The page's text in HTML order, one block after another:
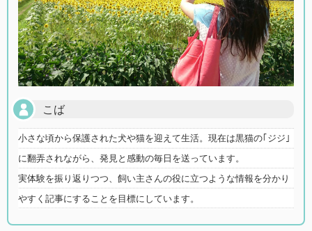
こば
小さな頃から保護された犬や猫を迎えて生活。現在は黒猫の｢ジジ｣
に翻弄されながら、発見と感動の毎日を送っています。
実体験を振り返りつつ、飼い主さんの役に立つような情報を分かり
やすく記事にすることを目標にしています。